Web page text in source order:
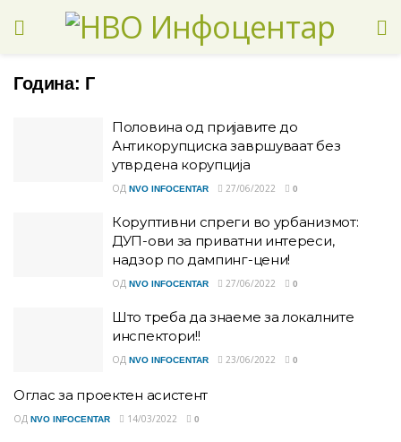
Година: Г
Половина од пријавите до
Антикорупциска завршуваат без
утврдена корупција
ОД NVO INFOCENTAR 27/06/2022 0
Коруптивни спреги во урбанизмот:
ДУП-ови за приватни интереси,
надзор по дампинг-цени!
ОД NVO INFOCENTAR 27/06/2022 0
Што треба да знаеме за локалните
инспектори!!
ОД NVO INFOCENTAR 23/06/2022 0
Оглас за проектен асистент
ОД NVO INFOCENTAR 14/03/2022 0